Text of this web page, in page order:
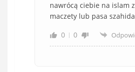
nawrócą ciebie na islam
maczety lub pasa
0
0